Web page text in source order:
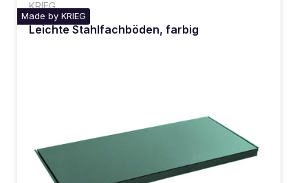
KRIEG
Made by KRIEG
Leichte Stahlfachböden, farbig